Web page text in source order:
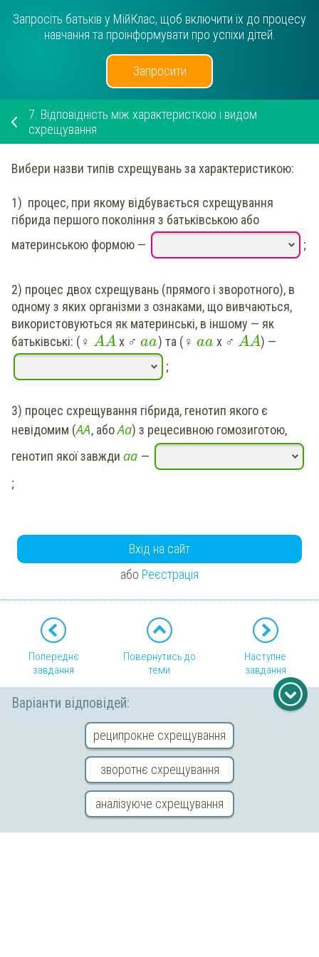
Запросіть батьків у МійКлас, щоб включити їх до процесу
навчання та проінформувати про успіхи дітей.
Запросити
7. Відповідність між характеристкою і видом
схрещування
Вибери назви типів схрещувань за характеристикою:
1) процес, при якому відбувається схрещування
гібрида першого покоління з батьківською або
материнською формою — ;
2) процес двох схрещувань (прямого і зворотного), в
одному з яких організми з ознаками, що вивчаються,
використовуються як материнські, в іншому — як
батьківські: (♀ AAх ♂ aa) та (♀ aa х ♂ AA) —
;
3) процес схрещування гібрида, генотип якого є
невідомим (АА, абоАа) з рецесивною гомозиготою,
генотип якої завжди аа —
;
Варіанти відповідей:
реципрокне схрещування
зворотнє схрещування
аналізуюче схрещування
Вхід на сайт
або Реєстрація
Попереднє
завдання
Повернутись до
теми
Наступне
завдання
Copyright © 2026 «МійКлас»